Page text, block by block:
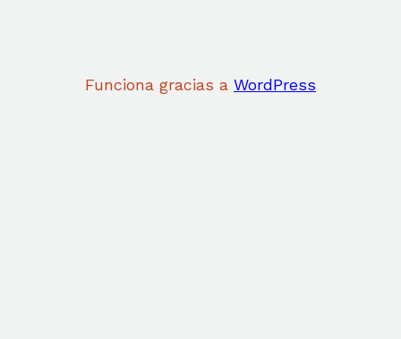
Funciona gracias a WordPress